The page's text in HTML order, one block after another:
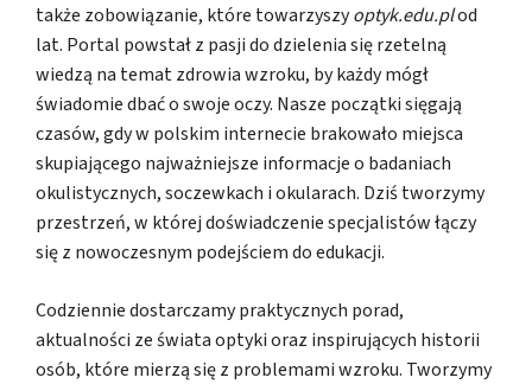
także zobowiązanie, które towarzyszyoptyk.edu.plod
lat. Portal powstał z pasji do dzielenia się rzetelną
wiedzą na temat zdrowia wzroku, by każdy mógł
świadomie dbać o swoje oczy. Nasze początki sięgają
czasów, gdy w polskim internecie brakowało miejsca
skupiającego najważniejsze informacje o badaniach
okulistycznych, soczewkach i okularach. Dziś tworzymy
przestrzeń, w której doświadczenie specjalistów łączy
się z nowoczesnym podejściem do edukacji.
Codziennie dostarczamy praktycznych porad,
aktualności ze świata optyki oraz inspirujących historii
osób, które mierzą się z problemami wzroku. Tworzymy